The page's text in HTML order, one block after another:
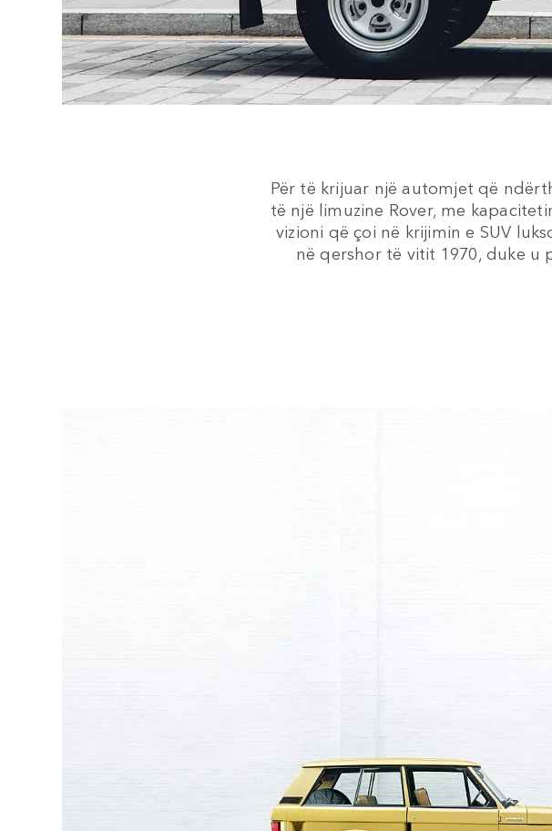
Për të krijuar një automjet që
të një limuzine Rover, me
vizioni që çoi në krijimin e SUV
në qershor të vitit 1970, duke u